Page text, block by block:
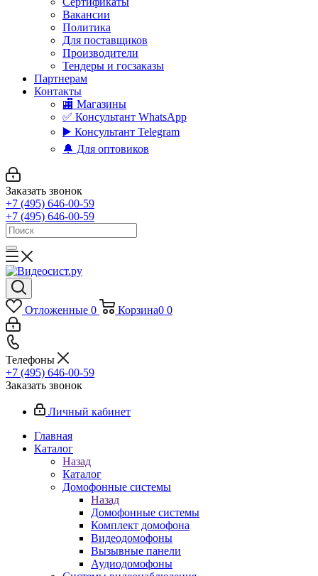
Вакансии
Политика
Для поставщиков
Производители
Тендеры и госзаказы
Партнерам
Контакты
🏬 Магазины
✅️ Консультант WhatsApp
▶️ Консультант Telegram
🔔 Для оптовиков
Заказать звонок
+7 (495) 646-00-59
+7 (495) 646-00-59
Отложенные 0 Корзина0 0
Телефоны
+7 (495) 646-00-59
Заказать звонок
Личный кабинет
Главная
Каталог
Назад
Каталог
Домофонные системы
Назад
Домофонные системы
Комплект домофона
Видеодомофоны
Вызывные панели
Аудиодомофоны